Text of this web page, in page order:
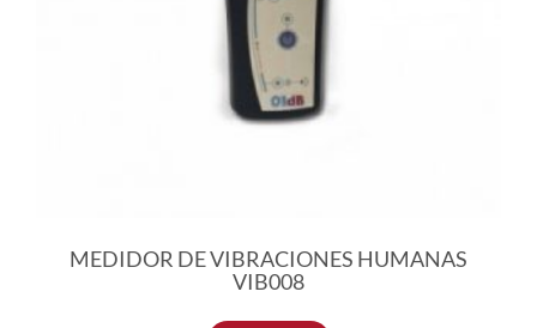
MEDIDOR DE VIBRACIONES HUMANAS
VIB008